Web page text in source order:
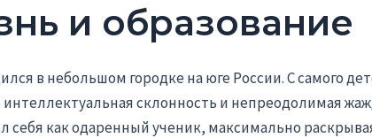
и образование
в небольшом городке на юге России. С самого
интеллектуальная склонность и непреодолимая
себя как одаренный ученик, максимально